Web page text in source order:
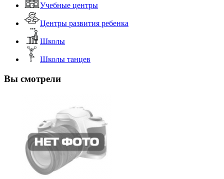
Учебные центры
Центры развития ребенка
Школы
Школы танцев
Вы смотрели